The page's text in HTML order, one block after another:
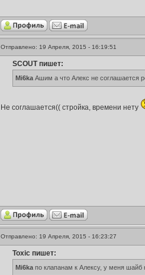
Отправлено: 19 Апреля, 2015 - 16:19:51
SCOUT пишет:
Mi6kaАшим а что Алекс не соглашается
Не соглашается(( стройка, времени нету
Отправлено: 19 Апреля, 2015 - 16:23:27
Toxic пишет:
Mi6kaпо клапанам к Алексу, у меня шайб